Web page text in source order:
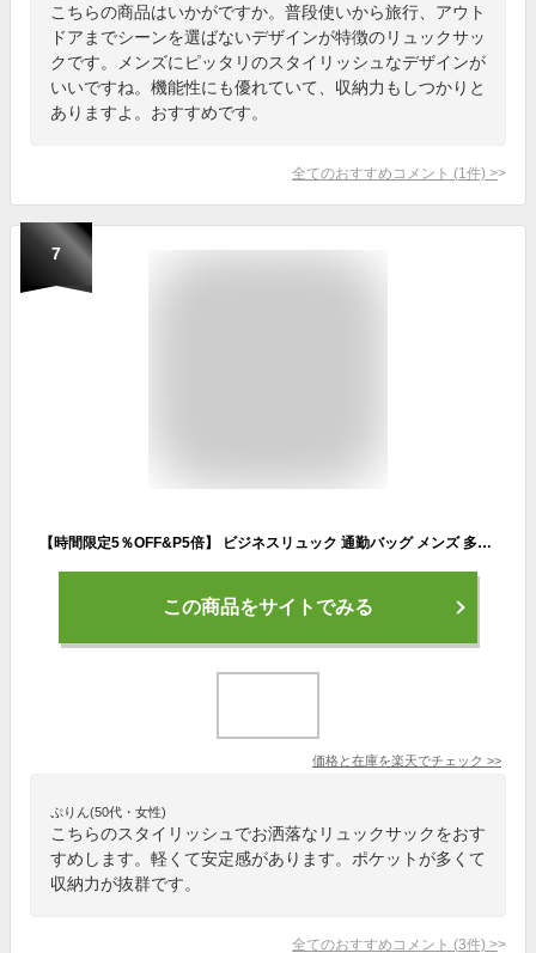
こちらの商品はいかがですか。普段使いから旅行、アウト
ドアまでシーンを選ばないデザインが特徴のリュックサッ
クです。メンズにピッタリのスタイリッシュなデザインが
いいですね。機能性にも優れていて、収納力もしつかりと
ありますよ。おすすめです。
全てのおすすめコメント (1 件) >
7
【時間限定5％OFF&P5倍】 ビジネスリュック 通勤バッグ メンズ 多機能 38L 大容量 防撥水 リュックサック バッグ リュック 機内持ち込み可能 9つポケット 頑丈 耐久性 軽い 通勤 通学 アウトドア ピクニック 旅行 2泊3日 出張 プライベート PCバッグ 防水 ビジネスマン
この商品をサイトでみる
価格と在庫を楽天でチェック >>
ぷりん(50代・女性)
こちらのスタイリッシュでお洒落なリュックサックをおす
すめします。軽くて安定感があります。ポケットが多くて
収納力が抜群です。
全てのおすすめコメント (3件) >